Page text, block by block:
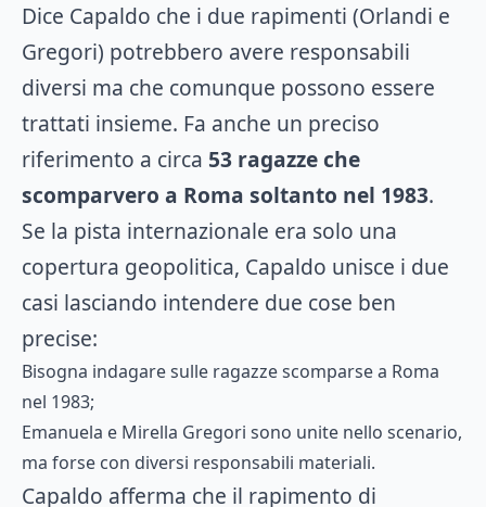
Dice Capaldo che i due rapimenti (Orlandi e
Gregori) potrebbero avere responsabili
diversi ma che comunque possono essere
trattati insieme. Fa anche un preciso
riferimento a circa 53 ragazze che
scomparvero a Roma soltanto nel 1983.
Se la pista internazionale era solo una
copertura geopolitica, Capaldo unisce i due
casi lasciando intendere due cose ben
precise:
Bisogna indagare sulle ragazze scomparse a Roma
nel 1983;
Emanuela e Mirella Gregori sono unite nello scenario,
ma forse con diversi responsabili materiali.
Capaldo afferma che il rapimento di